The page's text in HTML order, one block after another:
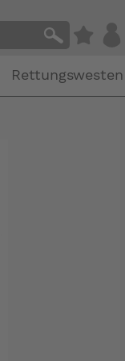
Rettungswesten